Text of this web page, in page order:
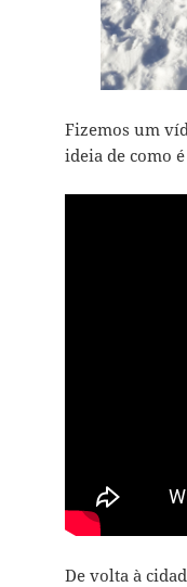
Fizemos um
ideia de como
De volta à